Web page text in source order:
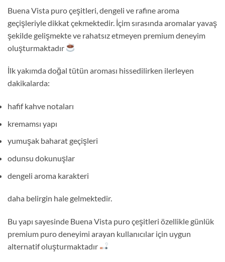
Buena Vista puro çeşitleri, dengeli ve rafine aroma
geçişleriyle dikkat çekmektedir. İçim sırasında aromalar yavaş
şekilde gelişmekte ve rahatsız etmeyen premium deneyim
oluşturmaktadır
İlk yakımda doğal tütün aroması hissedilirken ilerleyen
dakikalarda:
hafif kahve notaları
kremamsı yapı
yumuşak baharat geçişleri
odunsu dokunuşlar
dengeli aroma karakteri
daha belirgin hale gelmektedir.
Bu yapı sayesinde Buena Vista puro çeşitleri özellikle günlük
premium puro deneyimi arayan kullanıcılar için uygun
alternatif oluşturmaktadır